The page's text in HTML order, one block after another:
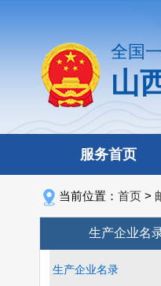
全国
山
服务首页
当前位置： 首页 >
生产企业名
生产企业名录